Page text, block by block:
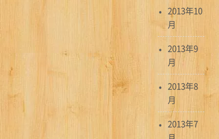
2013年10
月
2013年9
月
2013年8
月
2013年7